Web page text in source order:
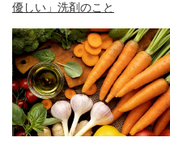
優しい」洗剤のこと